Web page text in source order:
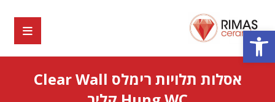
פתח סרגל נגישות
אסלות תלויות רימלס Clear Wall